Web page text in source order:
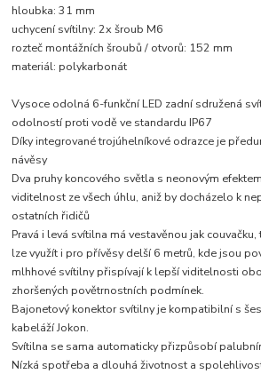
hloubka: 31 mm
uchycení svítilny: 2x šroub M6
rozteč montážních šroubů / otvorů: 152 mm
materiál: polykarbonát
Vysoce odolná 6-funkční LED zadní sdružená
odolností proti vodě ve standardu IP67
Díky integrované trojúhelníkové odrazce je
návěsy
Dva pruhy koncového světla s neonovým
viditelnost ze všech úhlu, aniž by docházelo k
ostatních řidičů
Pravá i levá svítilna má vestavěnou jak
lze využít i pro přívěsy delší 6 metrů, kde jsou
mlhhové svítilny přispívají k lepší viditelnosti
zhoršených povětrnostních podmínek.
Bajonetový konektor svítilny je kompatibilní s
kabeláží Jokon.
Svítilna se sama automaticky přizpůsobí
Nízká spotřeba a dlouhá životnost a